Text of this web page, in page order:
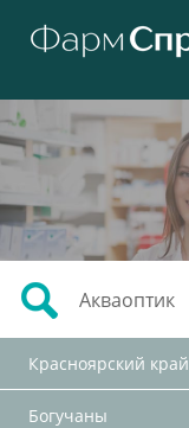
Красноярский край
Богучаны